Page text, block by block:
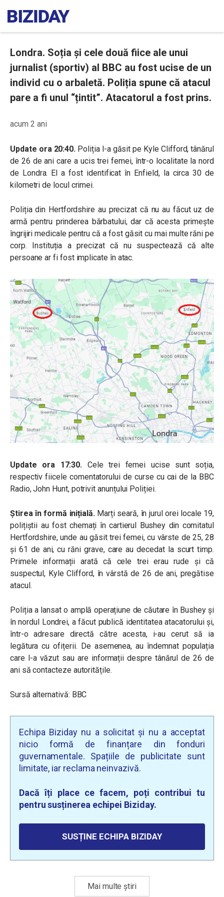
Londra. Soția și cele două fiice ale unui
jurnalist (sportiv) al BBC au fost ucise de un
individ cu o arbaletă. Poliția spune că atacul
pare a fi unul “țintit”. Atacatorul a fost prins.
acum 2 ani
Update ora 20:40. Poliția l-a găsit pe Kyle Clifford, tânărul
de 26 de ani care a ucis trei femei, într-o localitate la nord
de Londra. El a fost identificat în Enfield, la circa 30 de
kilometri de locul crimei.
Poliția din Hertfordshire au precizat că nu au făcut uz de
armă pentru prinderea bărbatului, dar că acesta primește
îngrijiri medicale pentru că a fost găsit cu mai multe răni pe
corp. Instituția a precizat că nu suspectează că alte
persoane ar fi fost implicate în atac.
Update ora 17:30. Cele trei femei ucise sunt soția,
respectiv fiicele comentatorului de curse cu cai de la BBC
Radio, John Hunt, potrivit anunțului Poliției.
Știrea în formă inițială. Marți seară, în jurul orei locale 19,
polițiștii au fost chemați în cartierul Bushey din comitatul
Hertfordshire, unde au găsit trei femei, cu vârste de 25, 28
și 61 de ani, cu răni grave, care au decedat la scurt timp.
Primele informații arată că cele trei erau rude și că
suspectul, Kyle Clifford, în vârstă de 26 de ani, pregătise
atacul.
Poliția a lansat o amplă operațiune de căutare în Bushey și
în nordul Londrei, a făcut publică identitatea atacatorului și,
într-o adresare directă către acesta, i-au cerut să ia
legătura cu ofițerii. De asemenea, au îndemnat populația
care l-a văzut sau are informații despre tânărul de 26 de
ani să contacteze autoritățile.
Sursă alternativă: BBC
Echipa Biziday nu a solicitat și nu a acceptat
nicio formă de finanțare din fonduri
guvernamentale. Spațiile de publicitate sunt
limitate, iar reclama neinvazivă.
Dacă îți place ce facem, poți contribui tu
pentru susținerea echipei Biziday.
SUSȚINE ECHIPA BIZIDAY
Mai multe știri